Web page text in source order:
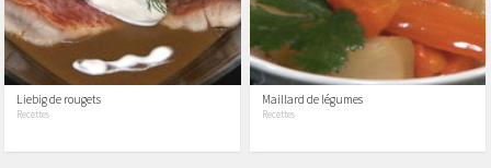
Liebig de rougets
Recettes
Maillard de légumes
Recettes